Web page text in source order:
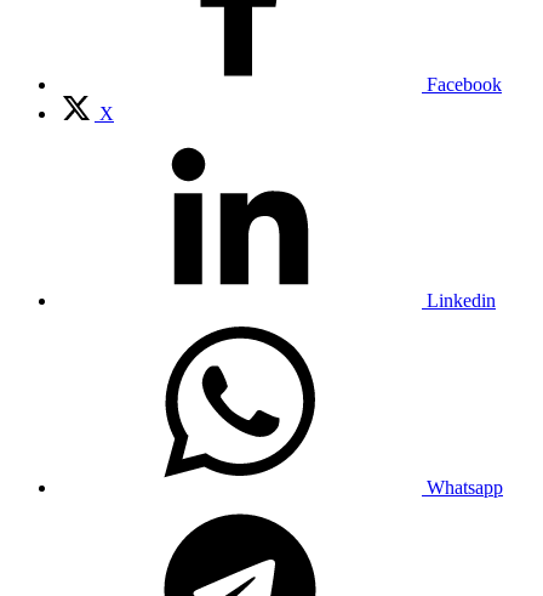
Facebook
X
Linkedin
Whatsapp